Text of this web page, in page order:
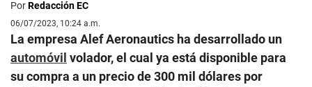
PorRedacción EC
06/07/2023, 10:24 a.m.
La empresa Alef Aeronautics ha desarrollado un
automóvil volador, el cual ya está disponible para
su compra a un precio de 300 mil dólares por